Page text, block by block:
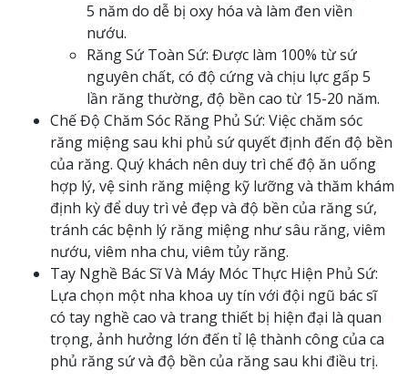
5 năm do dễ bị oxy hóa và làm đen viền
nướu.
Răng Sứ Toàn Sứ: Được làm 100% từ sứ
nguyên chất, có độ cứng và chịu lực gấp 5
lần răng thường, độ bền cao từ 15-20 năm.
Chế Độ Chăm Sóc Răng Phủ Sứ: Việc chăm sóc
răng miệng sau khi phủ sứ quyết định đến độ bền
của răng. Quý khách nên duy trì chế độ ăn uống
hợp lý, vệ sinh răng miệng kỹ lưỡng và thăm khám
định kỳ để duy trì vẻ đẹp và độ bền của răng sứ,
tránh các bệnh lý răng miệng như sâu răng, viêm
nướu, viêm nha chu, viêm tủy răng.
Tay Nghề Bác Sĩ Và Máy Móc Thực Hiện Phủ Sứ:
Lựa chọn một nha khoa uy tín với đội ngũ bác sĩ
có tay nghề cao và trang thiết bị hiện đại là quan
trọng, ảnh hưởng lớn đến tỉ lệ thành công của ca
phủ răng sứ và độ bền của răng sau khi điều trị.